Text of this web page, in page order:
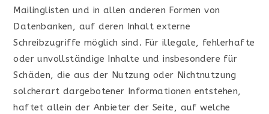
Mailinglisten und in allen anderen Formen von
Datenbanken, auf deren Inhalt externe
Schreibzugriffe möglich sind. Für illegale, fehlerhafte
oder unvollständige Inhalte und insbesondere für
Schäden, die aus der Nutzung oder Nichtnutzung
solcherart dargebotener Informationen entstehen,
haftet allein der Anbieter der Seite, auf welche